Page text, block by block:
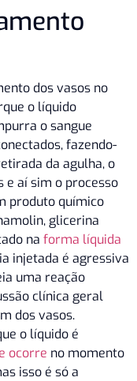
dos vasos no
o líquido
o sangue
fazendo-
da agulha, o
e aí sim o processo
produto químico
glicerina
na forma líquida
injetada é agressiva
uma reação
clínica geral
dos vasos.
o líquido é
ocorre no momento
isso é só a